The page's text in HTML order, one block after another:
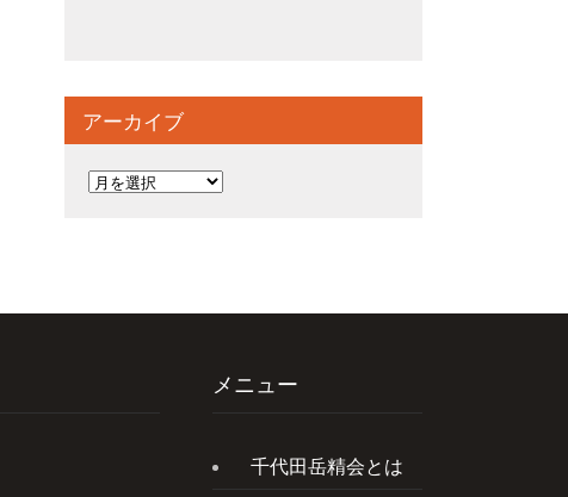
アーカイブ
ア
メニュー
千代田岳精会とは